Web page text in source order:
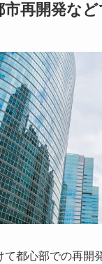
再開発な
て都心部での再